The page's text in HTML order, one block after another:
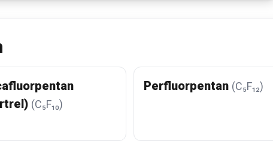
(C₅F₁₀)
Perfluorpentan (C₅F₁₂)